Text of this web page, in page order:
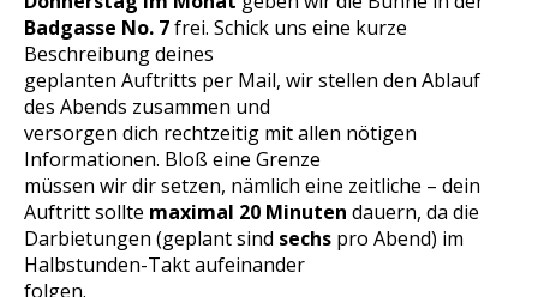
Badgasse No. 7frei. Schick uns eine kurze
Beschreibung deines
geplanten Auftritts per Mail, wir stellen den Ablauf
des Abends zusammen und
versorgen dich rechtzeitig mit allen nötigen
Informationen. Bloß eine Grenze
müssen wir dir setzen, nämlich eine zeitliche – dein
Auftritt sollte maximal 20 Minuten dauern, da die
Darbietungen (geplant sind sechs pro Abend) im
Halbstunden-Takt aufeinander
folgen.